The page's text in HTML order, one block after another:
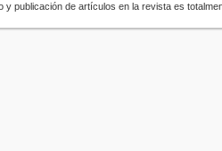
y publicación de artículos en la revista es